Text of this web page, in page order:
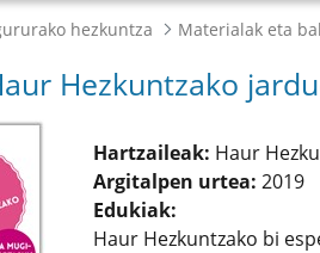
hezkuntza Materialak eta
Hezkuntzako
Hartzaileak: Haur
Argitalpen urtea:2019
Edukiak:
Haur Hezkuntzako bi